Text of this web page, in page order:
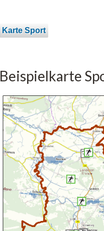
Karte Sport
Beispielkarte